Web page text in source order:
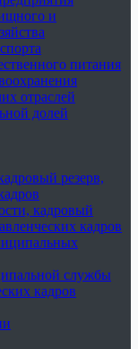
и
питания
отраслей
долей
резерв,
кадровый
кадров
службы
кадров